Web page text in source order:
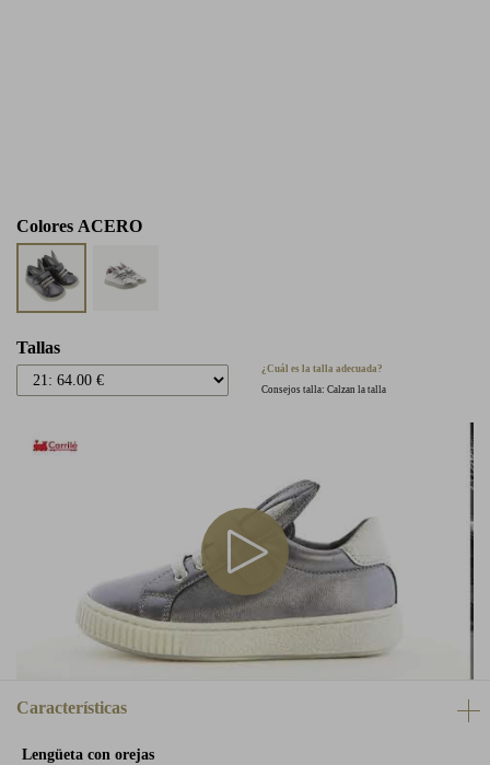
Colores ACERO
Tallas
¿Cuál es la talla adecuada?
Consejos talla: Calzan la talla
Características
Lengüeta con orejas